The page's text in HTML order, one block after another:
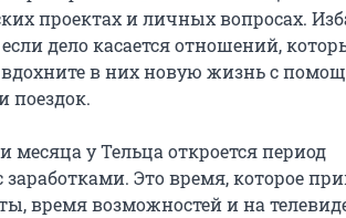
проектах и личных вопросах.
если дело касается отношений,
вдохните в них новую жизнь с
поездок.
месяца у Тельца откроется период
Это время, которое
время возможностей и на